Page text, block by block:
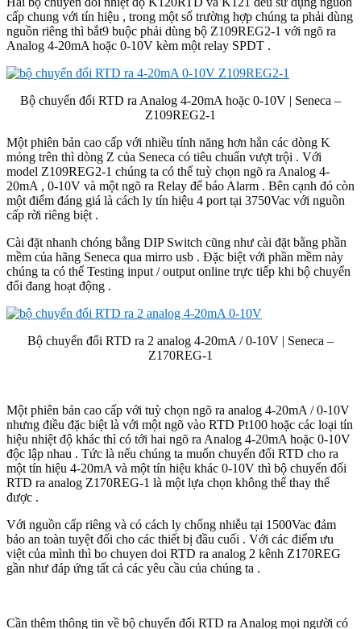
cấp chung với tín hiệu , trong một số trường hợp chúng ta phải dùng
nguồn riêng thì bắt9 buộc phải dùng bộ Z109REG2-1 với ngõ ra
Analog 4-20mA hoặc 0-10V kèm một relay SPDT .
Bộ chuyển đổi RTD ra Analog 4-20mA hoặc 0-10V | Seneca –
Z109REG2-1
Một phiên bản cao cấp với nhiều tính năng hơn hẳn các dòng K
mỏng trên thì dòng Z của Seneca có tiêu chuẩn vượt trội . Với
model Z109REG2-1 chúng ta có thể tuỳ chọn ngõ ra Analog 4-
20mA , 0-10V và một ngõ ra Relay để báo Alarm . Bên cạnh đó còn
một điểm đáng giá là cách ly tín hiệu 4 port tại 3750Vac với nguồn
cấp rời riêng biệt .
Cài đặt nhanh chóng bằng DIP Switch cũng như cài đặt bằng phần
mềm của hãng Seneca qua mirro usb . Đặc biệt với phần mềm này
chúng ta có thể Testing input / output online trực tiếp khi bộ chuyển
đổi đang hoạt động .
Bộ chuyển đổi RTD ra 2 analog 4-20mA / 0-10V | Seneca –
Z170REG-1
Một phiên bản cao cấp với tuỳ chọn ngõ ra analog 4-20mA / 0-10V
nhưng điều đặc biệt là với một ngõ vào RTD Pt100 hoặc các loại tín
hiệu nhiệt độ khác thì có tới hai ngõ ra Analog 4-20mA hoặc 0-10V
độc lập nhau . Tức là nếu chúng ta muốn chuyển đổi RTD cho ra
một tín hiệu 4-20mA và một tín hiệu khác 0-10V thì bộ chuyển đổi
RTD ra analog Z170REG-1 là một lựa chọn không thể thay thế
được .
Với nguồn cấp riêng và có cách ly chống nhiễu tại 1500Vac đảm
bảo an toàn tuyệt đối cho các thiết bị đầu cuối . Với các điểm ưu
việt của mình thì bo chuyen doi RTD ra analog 2 kênh Z170REG
gần như đáp ứng tất cả các yêu cầu của chúng ta .
Cần thêm thông tin về bộ chuyển đổi RTD ra Analog mọi người có